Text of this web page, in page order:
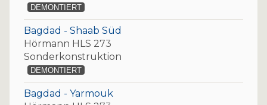
DEMONTIERT
Bagdad - Shaab Süd
Hörmann HLS 273
Sonderkonstruktion
DEMONTIERT
Bagdad - Yarmouk